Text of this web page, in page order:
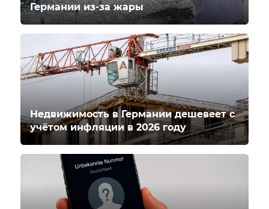
Германии из-за жары
Недвижимость в Германии дешевеет с
учётом инфляции в 2026 году